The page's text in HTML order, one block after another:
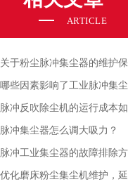
ARTICLE
脉冲集尘器怎么调大吸力？